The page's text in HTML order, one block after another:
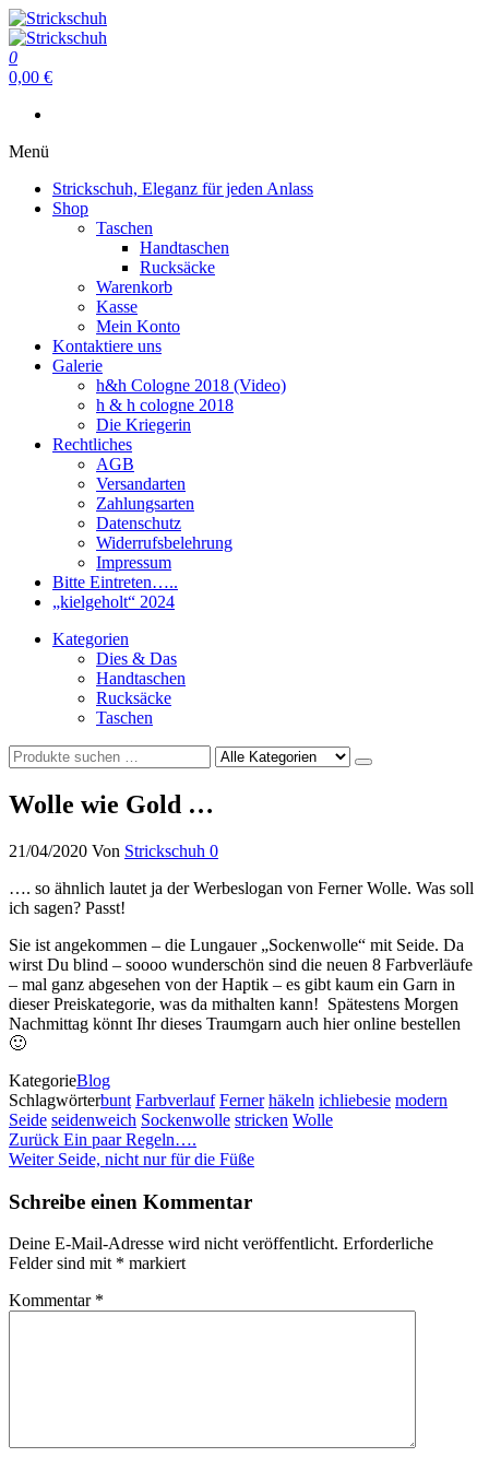
Zum
Inhalt
springen
Strickschuh
Strickschuh
0
0,00 €
Menü
Strickschuh, Eleganz für jeden Anlass
Shop
Taschen
Handtaschen
Rucksäcke
Warenkorb
Kasse
Mein Konto
Kontaktiere uns
Galerie
h&h Cologne 2018 (Video)
h & h cologne 2018
Die Kriegerin
Rechtliches
AGB
Versandarten
Zahlungsarten
Datenschutz
Widerrufsbelehrung
Impressum
Bitte Eintreten…..
„kielgeholt“ 2024
Kategorien
Dies & Das
Handtaschen
Rucksäcke
Taschen
Wolle wie Gold …
21/04/2020 Von Strickschuh 0
…. so ähnlich lautet ja der Werbeslogan von Ferner Wolle. Was soll
ich sagen? Passt!
Sie ist angekommen – die Lungauer „Sockenwolle“ mit Seide. Da
wirst Du blind – soooo wunderschön sind die neuen 8 Farbverläufe
– mal ganz abgesehen von der Haptik – es gibt kaum ein Garn in
dieser Preiskategorie, was da mithalten kann! Spätestens Morgen
Nachmittag könnt Ihr dieses Traumgarn auch hier online bestellen
🙂
KategorieBlog
Schlagwörterbunt Farbverlauf Ferner häkeln ichliebesie modern
Seide seidenweich Sockenwolle stricken Wolle
Beitragsnavigation
Vorheriger
Beitrag
Zurück Ein paar Regeln….
Nächster
Weiter Seide, nicht nur für die Füße
Schreibe einen Kommentar
Deine E-Mail-Adresse wird nicht veröffentlicht. Erforderliche
Felder sind mit * markiert
Kommentar *